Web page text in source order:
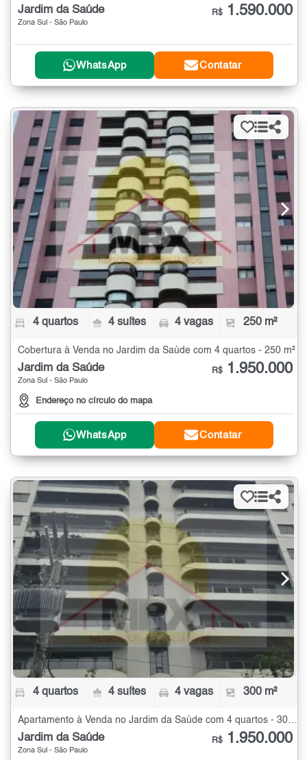
Jardim da Saúde
Zona Sul - São Paulo
R$ 1.590.000
WhatsApp Contatar
4 quartos 4 suítes 4 vagas 250 m²
Cobertura à Venda no Jardim da Saúde com 4 quartos - 250 m²
Jardim da Saúde
Zona Sul - São Paulo
Endereço no círculo do mapa
R$ 1.950.000
WhatsApp Contatar
4 quartos 4 suítes 4 vagas 300 m²
Apartamento à Venda no Jardim da Saúde com 4 quartos - 300 m²
Jardim da Saúde
Zona Sul - São Paulo
R$ 1.950.000